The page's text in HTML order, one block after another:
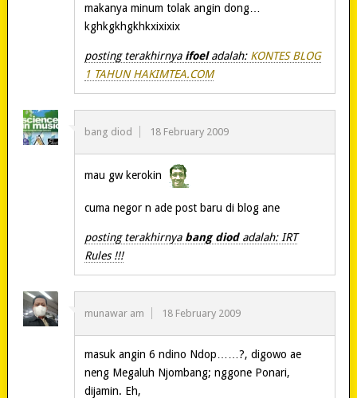
makanya minum tolak angin dong…
kghkgkhgkhkxixixix
posting terakhirnya ifoeladalah: KONTES BLOG
1 TAHUN HAKIMTEA.COM
bang diod 18 February 2009
mau gw kerokin
cuma negor n ade post baru di blog ane
posting terakhirnya bang diod adalah: IRT
Rules !!!
munawar am 18 February 2009
masuk angin 6 ndino Ndop……?, digowo ae
neng Megaluh Njombang; nggone Ponari,
dijamin. Eh,